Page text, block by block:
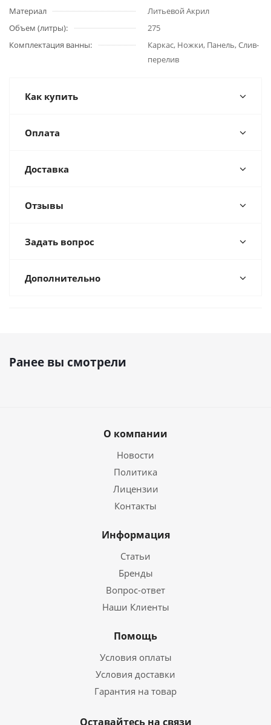
Материал
Литьевой Акрил
Объем (литры):
275
Комплектация ванны:
Каркас, Ножки, Панель, Слив-
перелив
Как купить
Оплата
Доставка
Отзывы
Задать вопрос
Дополнительно
Ранее вы смотрели
О компании
Новости
Политика
Лицензии
Контакты
Информация
Статьи
Бренды
Вопрос-ответ
Наши Клиенты
Помощь
Условия оплаты
Условия доставки
Гарантия на товар
Оставайтесь на связи